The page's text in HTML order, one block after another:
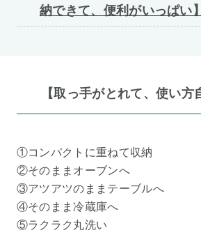
納できて、便利がいっぱい】
【取っ手がとれて、使い方
①コンパクトに重ねて収納
②そのままオーブンへ
③アツアツのままテーブルへ
④そのまま冷蔵庫へ
⑤ラクラク丸洗い